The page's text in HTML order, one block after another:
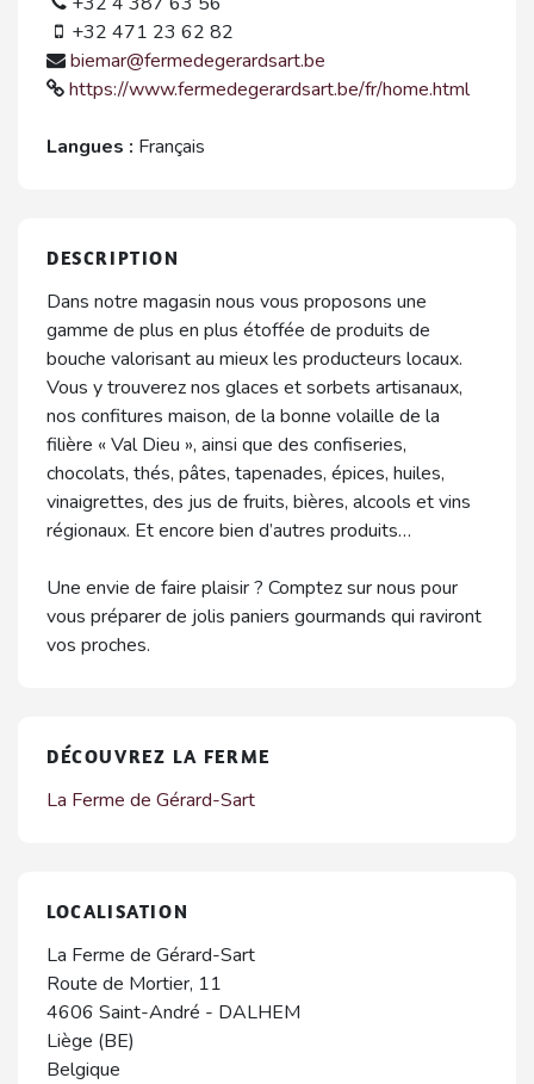
+32 471 23 62 82
biemar@fermedegerardsart.be
https://www.fermedegerardsart.be/fr/home.html
Langues : Français
DESCRIPTION
Dans notre magasin nous vous proposons une
gamme de plus en plus étoffée de produits de
bouche valorisant au mieux les producteurs locaux.
Vous y trouverez nos glaces et sorbets artisanaux,
nos confitures maison, de la bonne volaille de la
filière « Val Dieu », ainsi que des confiseries,
chocolats, thés, pâtes, tapenades, épices, huiles,
vinaigrettes, des jus de fruits, bières, alcools et vins
régionaux. Et encore bien d’autres produits…
Une envie de faire plaisir ? Comptez sur nous pour
vous préparer de jolis paniers gourmands qui raviront
vos proches.
DÉCOUVREZ LA FERME
La Ferme de Gérard-Sart
LOCALISATION
La Ferme de Gérard-Sart
Route de Mortier, 11
4606 Saint-André - DALHEM
Liège (BE)
Belgique